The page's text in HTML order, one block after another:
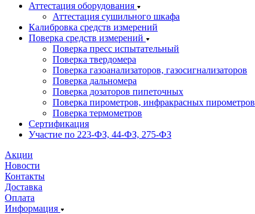
Аттестация оборудования
Аттестация сушильного шкафа
Калибровка средств измерений
Поверка средств измерений
Поверка пресс испытательный
Поверка твердомера
Поверка газоанализаторов, газосигнализаторов
Поверка дальномера
Поверка дозаторов пипеточных
Поверка пирометров, инфракрасных пирометров
Поверка термометров
Сертификация
Участие по 223-ФЗ, 44-ФЗ, 275-ФЗ
Акции
Новости
Контакты
Доставка
Оплата
Информация